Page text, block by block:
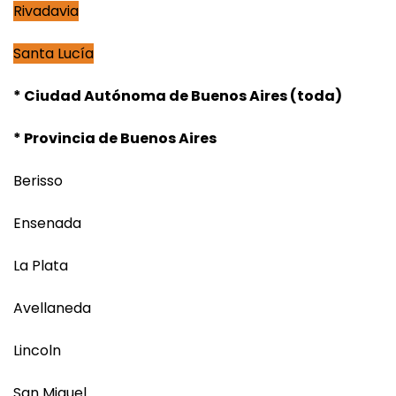
Rivadavia
Santa Lucía
* Ciudad Autónoma de Buenos Aires (toda)
* Provincia de Buenos Aires
Berisso
Ensenada
La Plata
Avellaneda
Lincoln